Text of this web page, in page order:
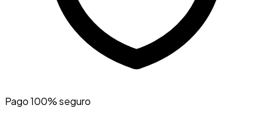
Pago 100% seguro